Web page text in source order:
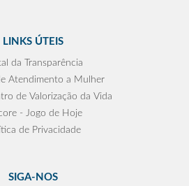
LINKS ÚTEIS
da Transparência
Atendimento a Mulher
de Valorização da Vida
- Jogo de Hoje
de Privacidade
SIGA-NOS